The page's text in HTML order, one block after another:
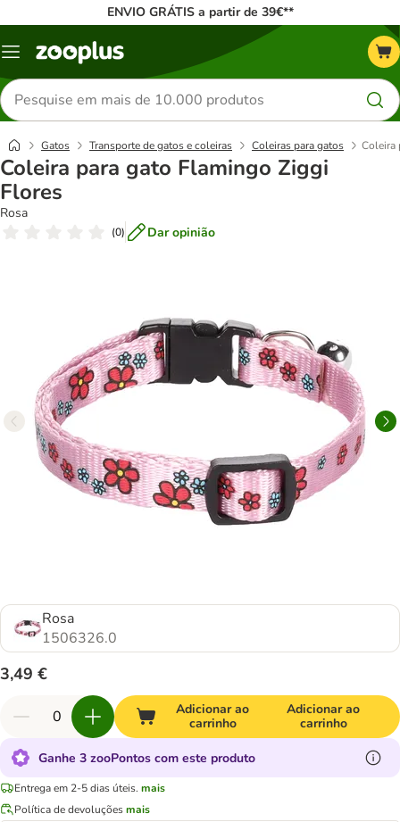
ENVIO GRÁTIS a partir de 39€**
Menu
Pesquisar
produtos
Gatos Transporte de gatos e coleiras Coleiras para gatos Coleira
Coleira para gato Flamingo Ziggi
Flores
Rosa
(0) Dar opinião
Rosa
1506326.0
3,49 €
Adicionar ao
carrinho
Adicionar ao
carrinho
Ganhe 3 zooPontos com este produto
Entrega em 2-5 dias úteis. mais
Política de devoluçõesmais